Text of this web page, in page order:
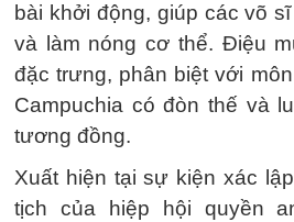
bài khởi động, giúp các võ
và làm nóng cơ thể. Điệu
đặc trưng, phân biệt với
Campuchia có đòn thế và
tương đồng.
Xuất hiện tại sự kiện xác
tịch của hiệp hội quyền